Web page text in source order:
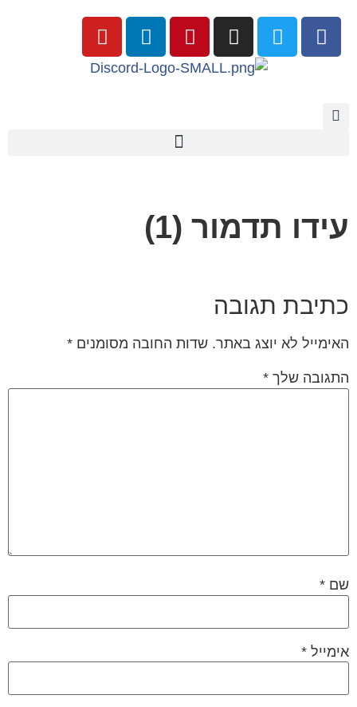
עידו תדמור (1)
כתיבת תגובה
האימייל לא יוצג באתר. שדות החובה מסומנים *
התגובה שלך *
שם *
אימייל *